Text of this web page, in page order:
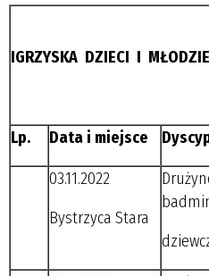
IGRZYSKA DZIECI I
Lp. Data i miejsce
03.11.2022
Bystrzyca Stara